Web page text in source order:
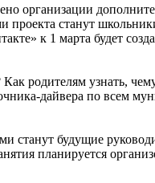
организации
проекта станут
к 1 марта будет
родителям узнать,
дайвера по всем
станут будущие
планируется